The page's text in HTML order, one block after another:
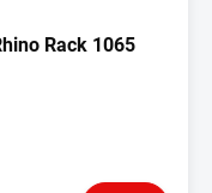
Rack 1065